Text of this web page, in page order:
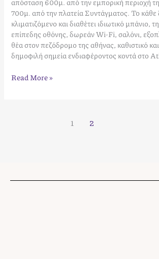
απόσταση 600μ. από την εμπορική περιοχή
700μ. από την πλατεία Συντάγματος. Το κάθε
κλιματιζόμενο και διαθέτει ιδιωτικό μπάνιο,
επίπεδης οθόνης, δωρεάν Wi-Fi, σαλόνι,
θέα στον πεζόδρομο της αθήνας, καθιστικό
δημοφιλή σημεία ενδιαφέροντος κοντά στo
Read More »
1 2